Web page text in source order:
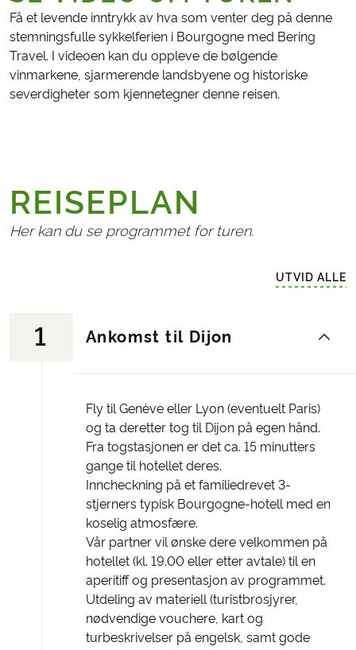
Få et levende inntrykk av hva som venter deg på denne
stemningsfulle sykkelferien i Bourgogne med Bering
Travel. I videoen kan du oppleve de bølgende
vinmarkene, sjarmerende landsbyene og historiske
severdigheter som kjennetegner denne reisen.
REISEPLAN
Her kan du se programmet for turen.
UTVID ALLE
1 Ankomst til Dijon
Fly til Genève eller Lyon (eventuelt Paris)
og ta deretter tog til Dijon på egen hånd.
Fra togstasjonen er det ca. 15 minutters
gange til hotellet deres.
Inncheckning på et familiedrevet 3-
stjerners typisk Bourgogne-hotell med en
koselig atmosfære.
Vår partner vil ønske dere velkommen på
hotellet (kl. 19.00 eller etter avtale) til en
aperitiff og presentasjon av programmet.
Utdeling av materiell (turistbrosjyrer,
nødvendige vouchere, kart og
turbeskrivelser på engelsk, samt gode